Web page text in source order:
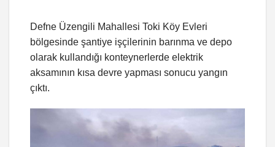
Defne Üzengili Mahallesi Toki Köy Evleri
bölgesinde şantiye işçilerinin barınma ve depo
olarak kullandığı konteynerlerde elektrik
aksamının kısa devre yapması sonucu yangın
çıktı.